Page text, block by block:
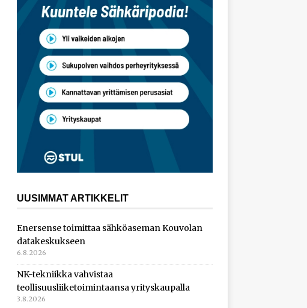
UUSIMMAT ARTIKKELIT
Enersense toimittaa sähköaseman Kouvolan
datakeskukseen
6.8.2026
NK-tekniikka vahvistaa
teollisuusliiketoimintaansa yrityskaupalla
3.8.2026